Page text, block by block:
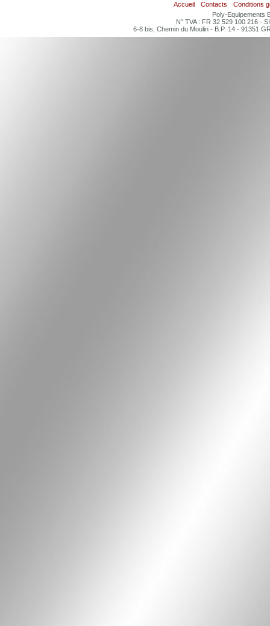
Accueil Contacts
Conditions
Poly-Equipements
N° TVA : FR 32 529 100 216 -
6-8 bis, Chemin du Moulin - B.P. 14 - 91351